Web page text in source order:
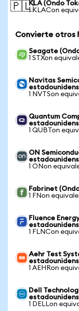
🇵🇱KLA (Ondo
1 KLACon
Convierte otros
Seagate
1 STXon
Navitas
1 NVTSon
Quantum
1 QUBTon
ON
1 ONon
Fabrinet
1 FNon
Fluence
1 FLNCon
Aehr Test
1 AEHRon
Dell
1 DELLon